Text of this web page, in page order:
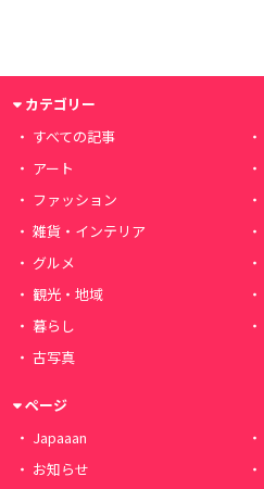
カテゴリー
すべての記事
アート
ファッション
雑貨・インテリア
グルメ
観光・地域
暮らし
古写真
ページ
Japaaan
お知らせ